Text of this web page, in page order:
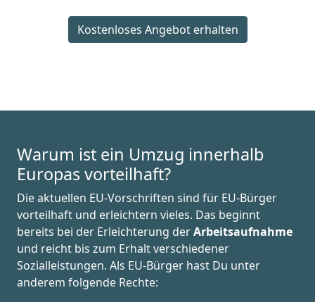
Kostenloses Angebot erhalten
Warum ist ein Umzug innerhalb
Europas vorteilhaft?
Die aktuellen EU-Vorschriften sind für EU-Bürger
vorteilhaft und erleichtern vieles. Das beginnt
bereits bei der Erleichterung derArbeitsaufnahme
und reicht bis zum Erhalt verschiedener
Sozialleistungen. Als EU-Bürger hast Du unter
anderem folgende Rechte: